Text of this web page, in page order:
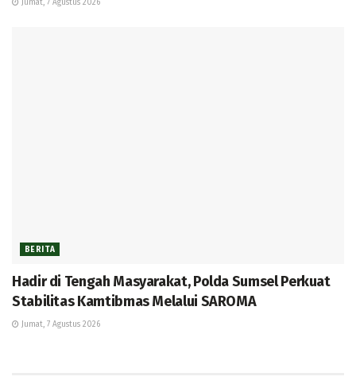
Jumat, 7 Agustus 2026
BERITA
Hadir di Tengah Masyarakat, Polda Sumsel Perkuat
Stabilitas Kamtibmas Melalui SAROMA
Jumat, 7 Agustus 2026